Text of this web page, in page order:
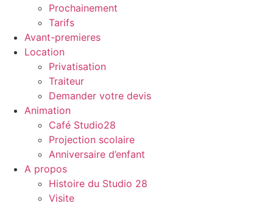
Prochainement
Tarifs
Avant-premieres
Location
Privatisation
Traiteur
Demander votre devis
Animation
Café Studio28
Projection scolaire
Anniversaire d’enfant
A propos
Histoire du Studio 28
Visite